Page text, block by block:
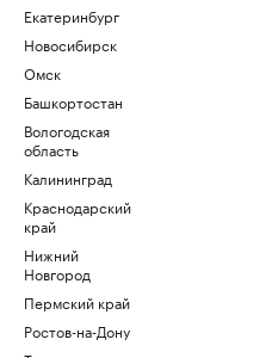
Екатеринбург
Новосибирск
Омск
Башкортостан
Вологодская
область
Калининград
Краснодарский
край
Нижний
Новгород
Пермский край
Ростов-на-Дону